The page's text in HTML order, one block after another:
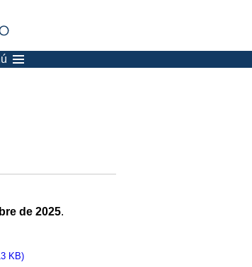
de 2025.
KB)